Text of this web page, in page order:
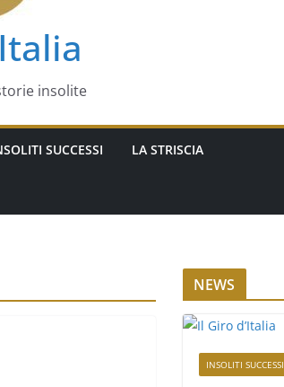
insolite
SUCCESSI LA STRISCIA
NEWS
INSOLITI SUCCESSI